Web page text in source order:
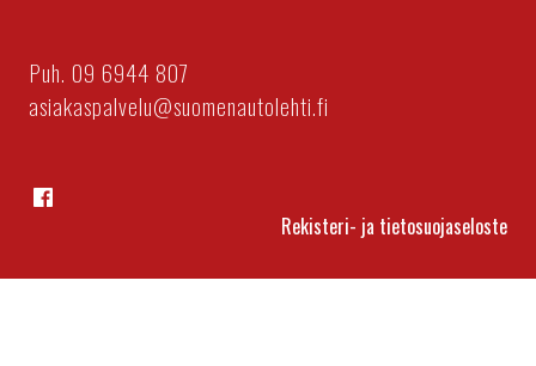
Puh. 09 6944 807
asiakaspalvelu@suomenautolehti.fi
Rekisteri- ja tietosuojaseloste